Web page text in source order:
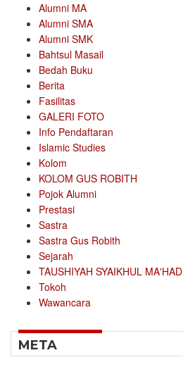
Alumni MA
Alumni SMA
Alumni SMK
Bahtsul Masail
Bedah Buku
Berita
Fasilitas
GALERI FOTO
Info Pendaftaran
Islamic Studies
Kolom
KOLOM GUS ROBITH
Pojok Alumni
Prestasi
Sastra
Sastra Gus Robith
Sejarah
TAUSHIYAH SYAIKHUL MA'HAD
Tokoh
Wawancara
META